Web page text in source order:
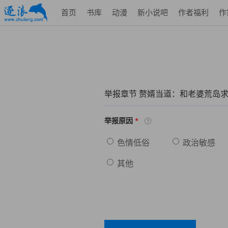
首页 书库 动漫 新小说吧 作者福利 作
举报章节 赘婿当道：和老婆荒
举报原因 *
色情低俗 政治敏感
其他